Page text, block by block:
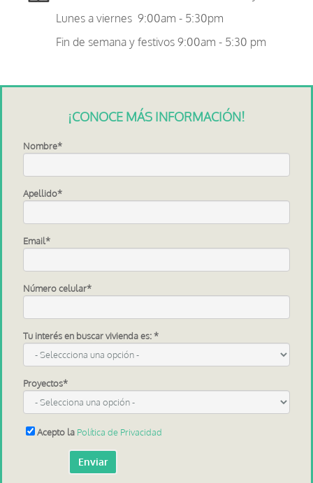
Lunes a viernes 9:00am - 5:30pm
Fin de semana y festivos 9:00am - 5:30 pm
¡CONOCE MÁS INFORMACIÓN!
Nombre*
Apellido*
Email*
Número celular*
Tu interés en buscar vivienda es:*
Proyectos*
Acepto la Política de Privacidad